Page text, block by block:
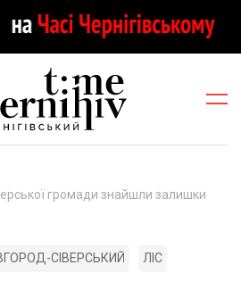
громади знайшли залишки
СІВЕРСЬКИЙ ЛІС